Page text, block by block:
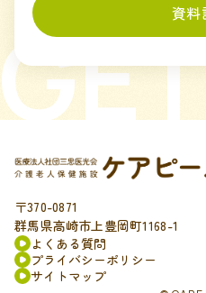
資料
〒370-0871
群馬県高崎市上豊岡町1168-1
よくある質問
プライバシーポリシー
サイトマップ